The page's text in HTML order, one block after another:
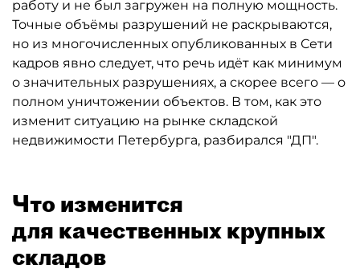
работу и не был загружен на полную мощность.
Точные объёмы разрушений не раскрываются,
но из многочисленных опубликованных в Сети
кадров явно следует, что речь идёт как минимум
о значительных разрушениях, а скорее всего — о
полном уничтожении объектов. В том, как это
изменит ситуацию на рынке складской
недвижимости Петербурга, разбирался "ДП".
Что изменится
для качественных крупных
складов